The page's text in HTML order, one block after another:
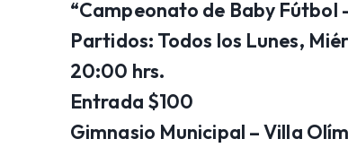
“Campeonato de Baby Fútbol
Partidos: Todos los Lunes,
20:00 hrs.
Entrada $100
Gimnasio Municipal – Villa